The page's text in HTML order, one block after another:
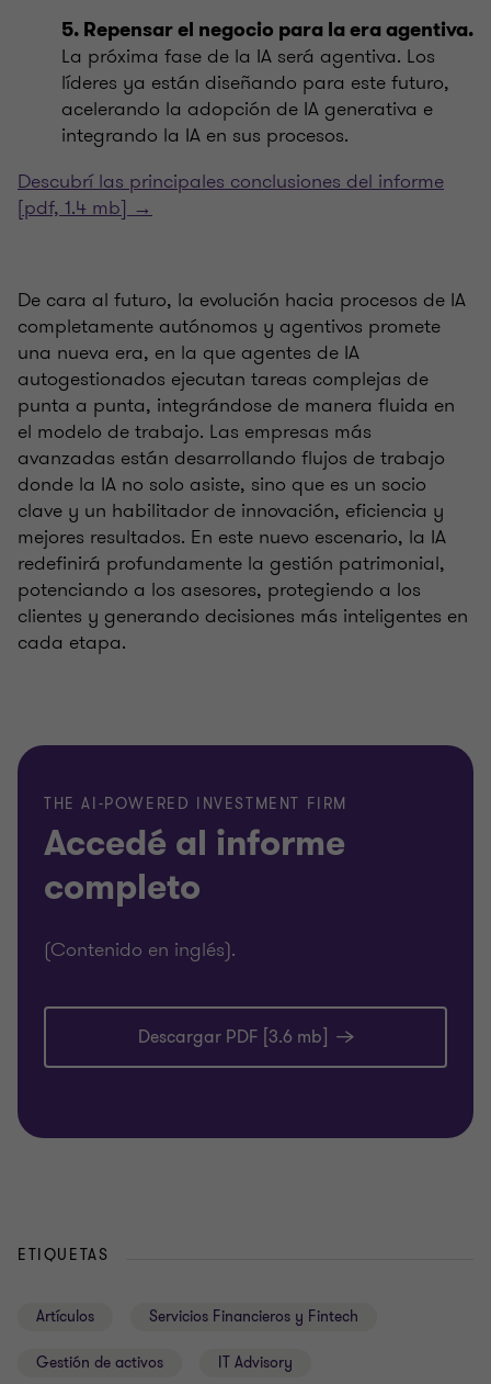
5. Repensar el negocio para la era agentiva.
La próxima fase de la IA será agentiva. Los
líderes ya están diseñando para este futuro,
acelerando la adopción de IA generativa e
integrando la IA en sus procesos.
Descubrí las principales conclusiones del informe
[pdf, 1.4 mb] →
De cara al futuro, la evolución hacia procesos de IA
completamente autónomos y agentivos promete
una nueva era, en la que agentes de IA
autogestionados ejecutan tareas complejas de
punta a punta, integrándose de manera fluida en
el modelo de trabajo. Las empresas más
avanzadas están desarrollando flujos de trabajo
donde la IA no solo asiste, sino que es un socio
clave y un habilitador de innovación, eficiencia y
mejores resultados. En este nuevo escenario, la IA
redefinirá profundamente la gestión patrimonial,
potenciando a los asesores, protegiendo a los
clientes y generando decisiones más inteligentes en
cada etapa.
THE AI-POWERED INVESTMENT FIRM
Accedé al informe
completo
(Contenido en inglés).
Descargar PDF [3.6 mb]
ETIQUETAS
Artículos Servicios Financieros y Fintech
Gestión de activos IT Advisory